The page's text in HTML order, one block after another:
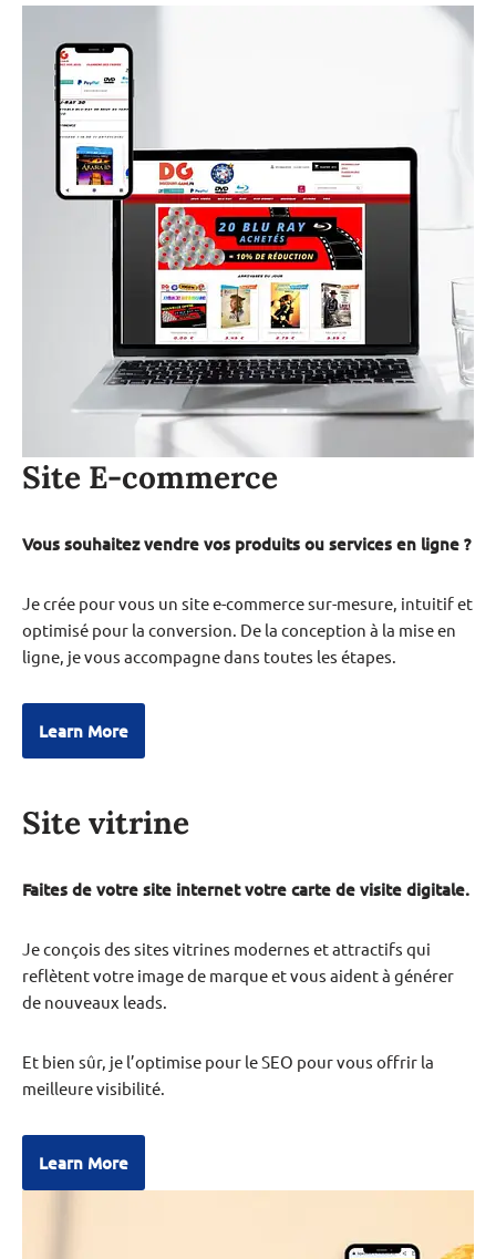
Site E-commerce
Vous souhaitez vendre vos produits ou services en ligne ?
Je crée pour vous un site e-commerce sur-mesure, intuitif et
optimisé pour la conversion. De la conception à la mise en
ligne, je vous accompagne dans toutes les étapes.
Learn More
Site vitrine
Faites de votre site internet votre carte de visite digitale.
Je conçois des sites vitrines modernes et attractifs qui
reflètent votre image de marque et vous aident à générer
de nouveaux leads.
Et bien sûr, je l’optimise pour le SEO pour vous offrir la
meilleure visibilité.
Learn More